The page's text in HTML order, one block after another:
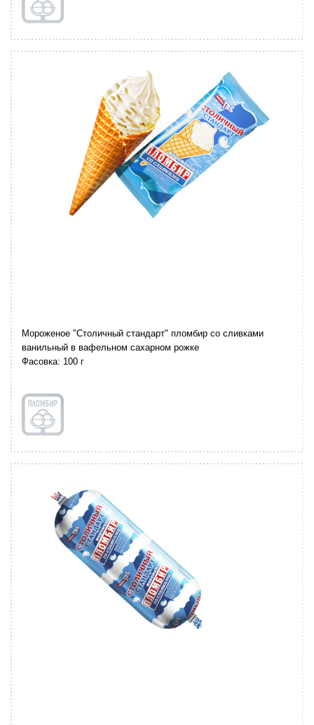
Мороженое "Столичный стандарт" пломбир со сливками
ванильный в вафельном сахарном рожке
Фасовка: 100 г